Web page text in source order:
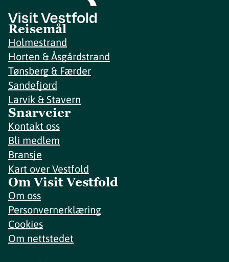
Reisemål
Holmestrand
Horten & Åsgårdstrand
Tønsberg & Færder
Sandefjord
Larvik & Stavern
Snarveier
Kontakt oss
Bli medlem
Bransje
Kart over Vestfold
Om Visit Vestfold
Om oss
Personvernerklæring
Cookies
Om nettstedet